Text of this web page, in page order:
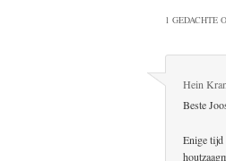
1 GEDACHTE
Hein
Beste
Enige tijd